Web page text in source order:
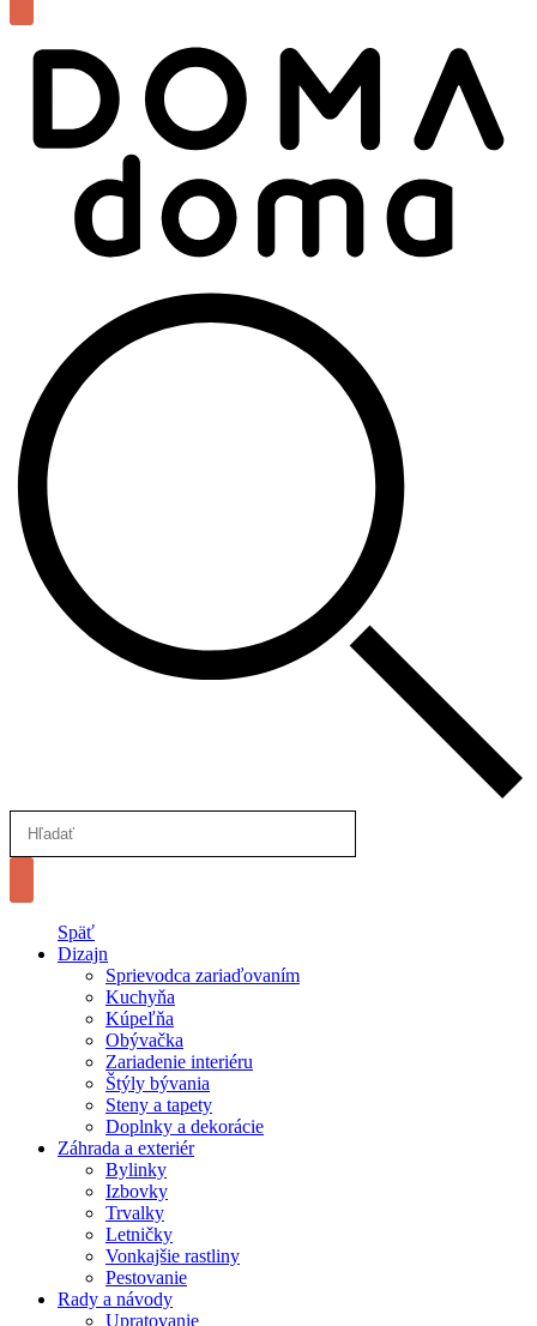
Späť
Dizajn
Sprievodca zariaďovaním
Kuchyňa
Kúpeľňa
Obývačka
Zariadenie interiéru
Štýly bývania
Steny a tapety
Doplnky a dekorácie
Záhrada a exteriér
Bylinky
Izbovky
Trvalky
Letničky
Vonkajšie rastliny
Pestovanie
Rady a návody
Upratovanie